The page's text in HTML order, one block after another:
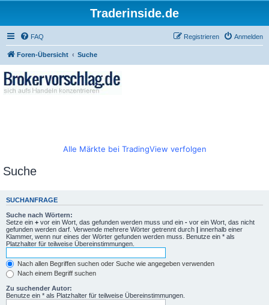
Traderinside.de
FAQ Anmelden
Registrieren
Foren-Übersicht Suche
Alle Märkte bei TradingView verfolgen
Suche
SUCHANFRAGE
Suche nach Wörtern:
Setze ein + vor ein Wort, das gefunden werden muss und ein - vor ein Wort, das nicht
gefunden werden darf. Verwende mehrere Wörter getrennt durch | innerhalb einer
Klammer, wenn nur eines der Wörter gefunden werden muss. Benutze ein * als
Platzhalter für teilweise Übereinstimmungen.
Nach allen Begriffen suchen oder Suche wie angegeben verwenden
Nach einem Begriff suchen
Zu suchender Autor:
Benutze ein * als Platzhalter für teilweise Übereinstimmungen.